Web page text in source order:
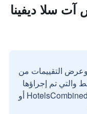
سلا ديفينا
التقييمات من
والتي تم إجراؤها
بواسطة مستخدمين حقيقيين مع HotelsCombined أو